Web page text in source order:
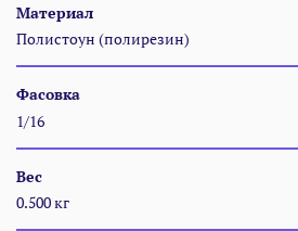
Материал
Полистоун (полирезин)
Фасовка
1/16
Вес
0.500 кг